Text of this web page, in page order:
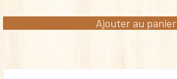
Ajouter au panier